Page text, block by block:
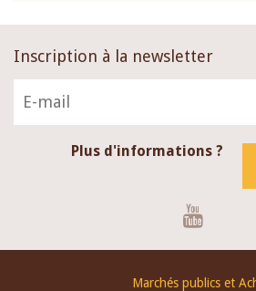
Inscription à la newsletter
Plus d'informations ?
Marchés publics et